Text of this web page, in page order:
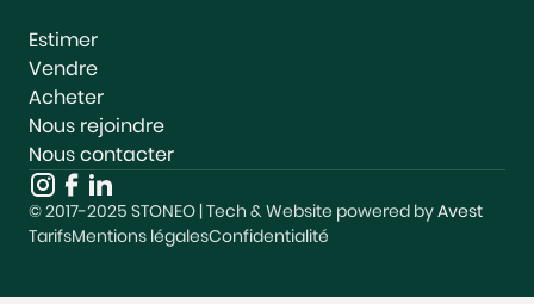
Estimer
Vendre
Acheter
Nous rejoindre
Nous contacter
© 2017-2025 STONEO | Tech & Website powered byAvest
TarifsMentions légalesConfidentialité